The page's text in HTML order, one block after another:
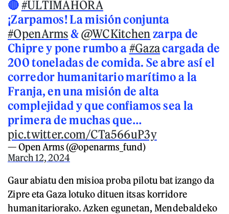
🔴#ULTIMAHORA
¡Zarpamos! La misión conjunta
#OpenArms&@WCKitchen zarpa de
Chipre y pone rumbo a#Gazacargada de
200 toneladas de comida. Se abre así el
corredor humanitario marítimo a la
Franja, en una misión de alta
complejidad y que confiamos sea la
primera de muchas que…
pic.twitter.com/CTa566uP3y
— Open Arms (@openarms_fund)
March 12, 2024
Gaur abiatu den misioa proba pilotu bat izango da
Zipre eta Gaza lotuko dituen itsas korridore
humanitariorako. Azken egunetan, Mendebaldeko